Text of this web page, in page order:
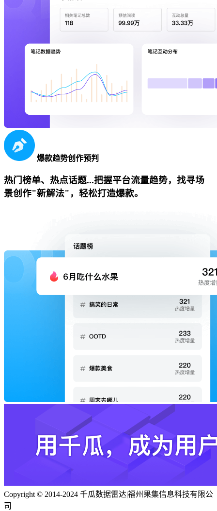
爆款趋势创作预判
热门榜单、热点话题...把握平台流量趋势，找寻场
景创作"新解法"，轻松打造爆款。
Copyright © 2014-2024 千瓜数据雷达|福州果集信息科技有限公
司